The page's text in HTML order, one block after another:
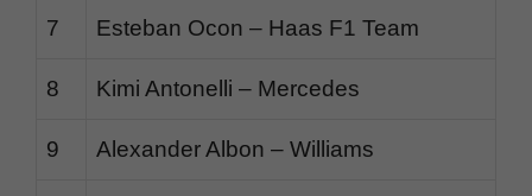
7 Esteban Ocon – Haas F1 Team
8 Kimi Antonelli – Mercedes
9 Alexander Albon – Williams